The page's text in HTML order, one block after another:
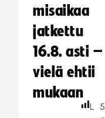
misaikaa
jatkettu
16.8. asti –
vielä ehtii
mukaan
L 5